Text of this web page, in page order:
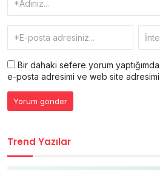
Bir dahaki sefere yorum yaptığımda
e-posta adresimi ve web site adresimi
Trend Yazılar